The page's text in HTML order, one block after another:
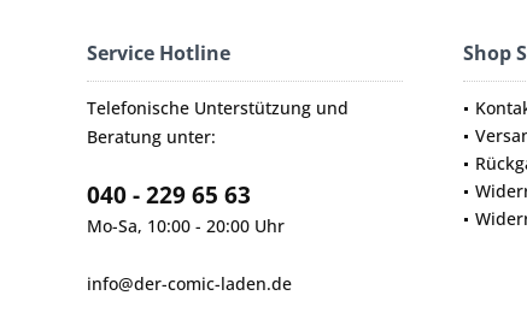
Service Hotline
Telefonische Unterstützung und
Beratung unter:
040 - 229 65 63
Mo-Sa, 10:00 - 20:00 Uhr
info@der-comic-laden.de
Shop